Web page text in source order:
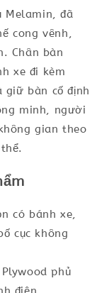
Melamin, đã
cong vênh,
Chân bàn
xe đi kèm
giữ bàn cố định
minh, người
gian theo
có bánh xe,
cục không
phủ